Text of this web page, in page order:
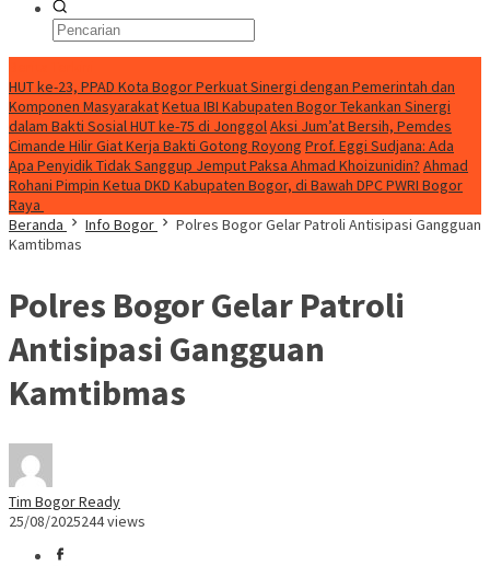
HUT ke-23, PPAD Kota Bogor Perkuat Sinergi dengan Pemerintah dan
Komponen MasyarakatKetua IBI Kabupaten Bogor Tekankan Sinergi
dalam Bakti Sosial HUT ke-75 di JonggolAksi Jum’at Bersih, Pemdes
Cimande Hilir Giat Kerja Bakti Gotong Royong Prof. Eggi Sudjana: Ada
Apa Penyidik Tidak Sanggup Jemput Paksa Ahmad Khoizunidin? Ahmad
Rohani Pimpin Ketua DKD Kabupaten Bogor, di Bawah DPC PWRI Bogor
Raya
Beranda
Info Bogor
Polres Bogor Gelar Patroli Antisipasi Gangguan
Kamtibmas
Polres Bogor Gelar Patroli
Antisipasi Gangguan
Kamtibmas
Tim Bogor Ready
25/08/2025244 views